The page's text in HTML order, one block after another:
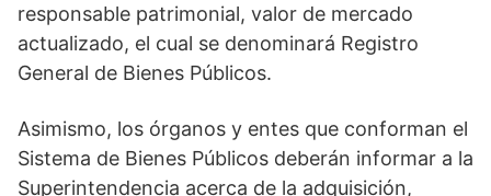
responsable patrimonial, valor de mercado
actualizado, el cual se denominará Registro
General de Bienes Públicos.
Asimismo, los órganos y entes que conforman el
Sistema de Bienes Públicos deberán informar a la
Superintendencia acerca de la adquisición,